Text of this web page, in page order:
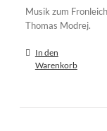
Musik zum
Thomas Modrej.
In den
Warenkorb